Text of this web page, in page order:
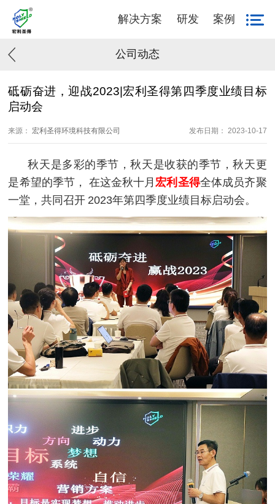
解决方案 研发 案例
公司动态
砥砺奋进，迎战2023|宏利圣得第四季度业绩目标
启动会
来源： 宏利圣得环境科技有限公司 发布日期： 2023-10-17
秋天是多彩的季节，秋天是收获的季节，秋天更
是希望的季节，
在这金秋十月 宏利圣得全体成员齐聚
一堂，共同召开 2023年第四季度业绩目标启动会。